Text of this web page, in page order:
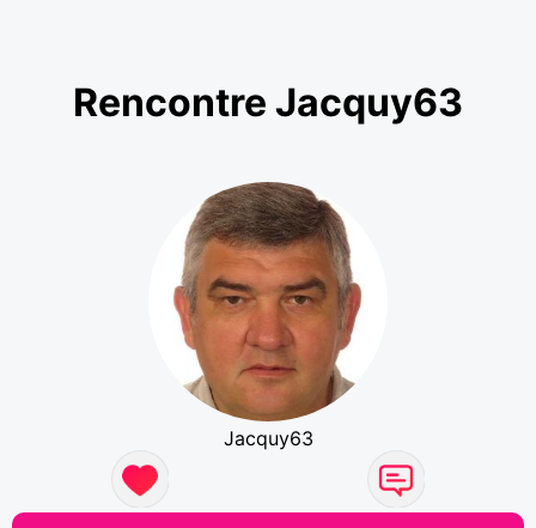
Rencontre Jacquy63
Jacquy63